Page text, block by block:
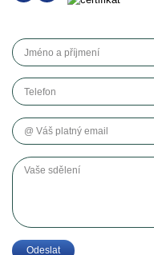
Jméno a příjmení
Telefon
Váš platný email
Vaše sdělení
Odeslat